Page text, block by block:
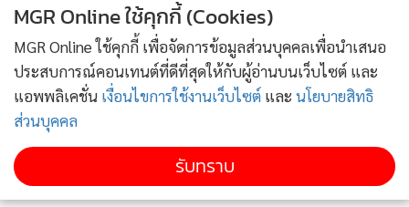
MGR Online ใช้คุกกี้ (Cookies)
MGR Online ใช้คุกกี้ เพื่อจัดการข้อมูลส่วนบุคคลเพื่อนำเสนอ
ประสบการณ์คอนเทนต์ที่ดีที่สุดให้กับผู้อ่านบนเว็บไซต์ และ
แอพพลิเคชั่น เงื่อนไขการใช้งานเว็บไซต์ และ นโยบายสิทธิ
ส่วนบุคคล
รับทราบ